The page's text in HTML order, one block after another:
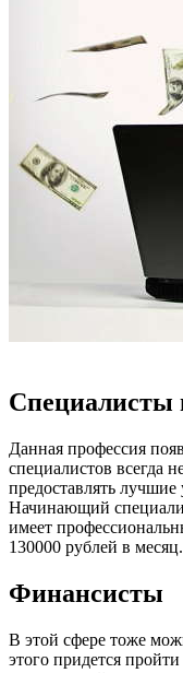
Специалисты
Данная профессия
специалистов всегда
предоставлять лучшие
Начинающий
имеет
130000 рублей в месяц.
Финансисты
В этой сфере тоже
этого придется